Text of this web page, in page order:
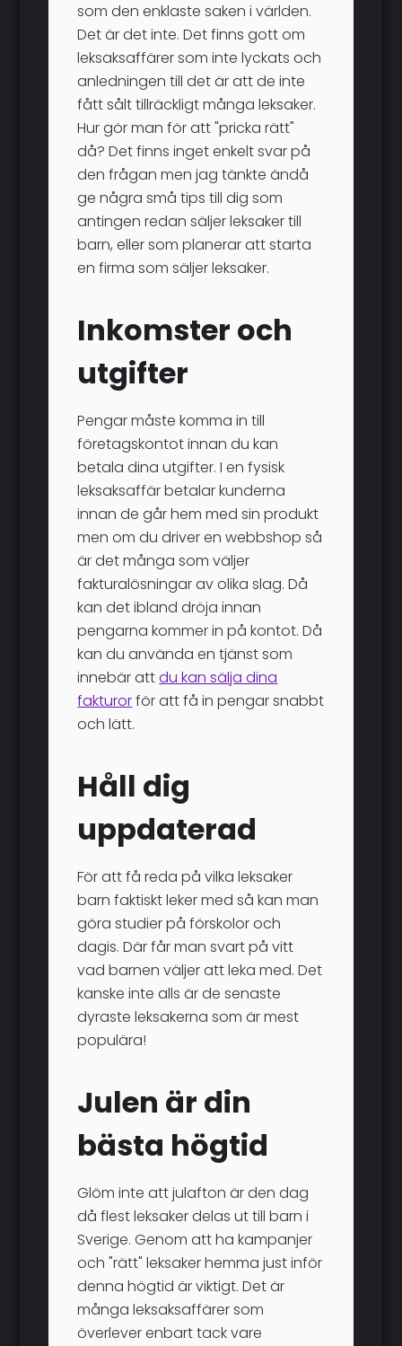
som den enklaste saken i världen.
Det är det inte. Det finns gott om
leksaksaffärer som inte lyckats och
anledningen till det är att de inte
fått sålt tillräckligt många leksaker.
Hur gör man för att "pricka rätt"
då? Det finns inget enkelt svar på
den frågan men jag tänkte ändå
ge några små tips till dig som
antingen redan säljer leksaker till
barn, eller som planerar att starta
en firma som säljer leksaker.
Inkomster och
utgifter
Pengar måste komma in till
företagskontot innan du kan
betala dina utgifter. I en fysisk
leksaksaffär betalar kunderna
innan de går hem med sin produkt
men om du driver en webbshop så
är det många som väljer
fakturalösningar av olika slag. Då
kan det ibland dröja innan
pengarna kommer in på kontot. Då
kan du använda en tjänst som
innebär attdu kan sälja dina
fakturorför att få in pengar snabbt
och lätt.
Håll dig
uppdaterad
För att få reda på vilka leksaker
barn faktiskt leker med så kan man
göra studier på förskolor och
dagis. Där får man svart på vitt
vad barnen väljer att leka med. Det
kanske inte alls är de senaste
dyraste leksakerna som är mest
populära!
Julen är din
bästa högtid
Glöm inte att julafton är den dag
då flest leksaker delas ut till barn i
Sverige. Genom att ha kampanjer
och "rätt" leksaker hemma just inför
denna högtid är viktigt. Det är
många leksaksaffärer som
överlever enbart tack vare